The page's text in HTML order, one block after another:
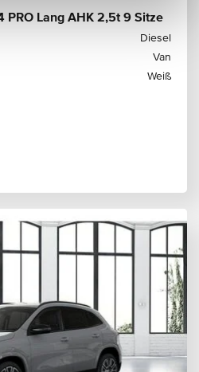
PRO Lang AHK 2,5t 9 Sitze
Diesel
Van
Weiß